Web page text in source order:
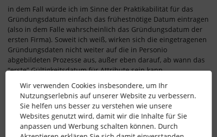
in dem Fall würde ich im Sinne der Praktikabilität für das
Gründungsdatum einfach das frühestnötige Datum eintragen
(also in dem Falle wahrscheinlich das Gründungsdatum der
ersten Firma). Soweit ich weiß, wirken sich die eingetragenen
Gründungsdaten nicht weiter auf die in Personio
abgebildeten Prozesse aus, außer eben darauf, ab wann das
“erste” Gültigkeitsdatum für Attribute sein kann.
2 Menschen gefällt dies
Wir verwenden Cookies insbesondere, um Ihr
Nutzungserlebnis auf unserer Website zu verbessern.
Sie helfen uns besser zu verstehen wie unsere
Websites genutzt wird, damit wir die Inhalte für Sie
anpassen und Werbung schalten können. Durch